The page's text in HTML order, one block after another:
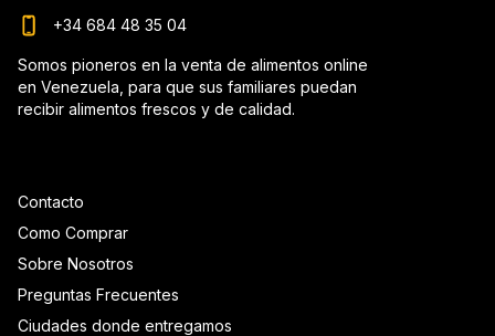
Contacto
Como Comprar
Sobre Nosotros
Preguntas Frecuentes
Ciudades donde entregamos
+34 684 48 35 04
Somos pioneros en la venta de alimentos online
en Venezuela, para que sus familiares puedan
recibir alimentos frescos y de calidad.